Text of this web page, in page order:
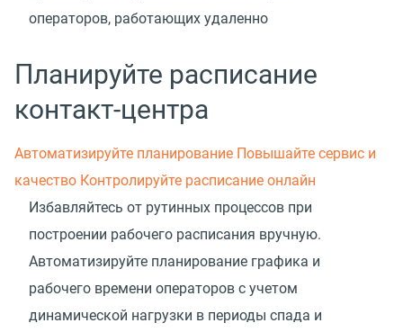
операторов, работающих удаленно
Планируйте расписание
контакт-центра
Автоматизируйте планирование Повышайте сервис и
качество Контролируйте расписание онлайн
Избавляйтесь от рутинных процессов при
построении рабочего расписания вручную.
Автоматизируйте планирование графика и
рабочего времени операторов с учетом
динамической нагрузки в периоды спада и